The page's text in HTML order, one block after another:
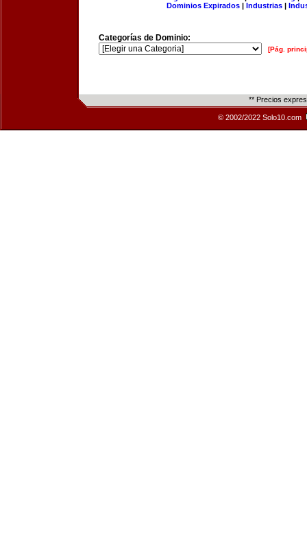
Dominios Expirados | Industrias |
Categorías de Dominio:
[Pág.
** Precios
© 2002/2022 Solo10.com